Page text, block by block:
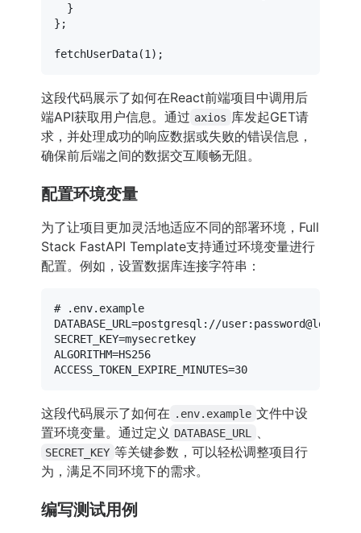
  }
};
fetchUserData(1
这段代码展示了如何在React前端项目中调用后
端API获取用户信息。通过 axios 库发起GET请
求，并处理成功的响应数据或失败的错误信息，
确保前后端之间的数据交互顺畅无阻。
配置环境变量
为了让项目更加灵活地适应不同的部署环境，Full
Stack FastAPI Template支持通过环境变量进行
配置。例如，设置数据库连接字符串：
# .env.example
DATABASE_URL=postgresql://
SECRET_KEY=mysecretkey
ALGORITHM=HS256
这段代码展示了如何在 .env.example 文件中设
置环境变量。通过定义 DATABASE_URL
SECRET_KEY 等关键参数，可以轻松调整项目行
为，满足不同环境下的需求。
编写测试用例